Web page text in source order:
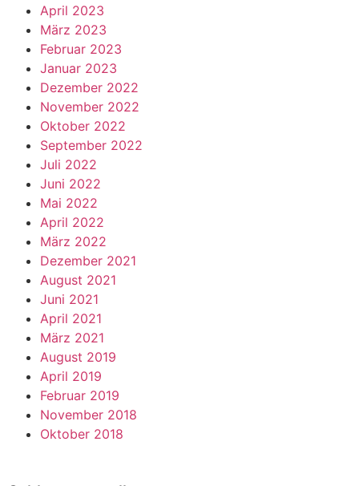
April 2023
März 2023
Februar 2023
Januar 2023
Dezember 2022
November 2022
Oktober 2022
September 2022
Juli 2022
Juni 2022
Mai 2022
April 2022
März 2022
Dezember 2021
August 2021
Juni 2021
April 2021
März 2021
August 2019
April 2019
Februar 2019
November 2018
Oktober 2018